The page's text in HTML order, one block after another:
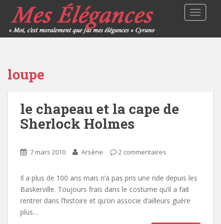
loupe
le chapeau et la cape de
Sherlock Holmes
7 mars 2010 Arsène 2 commentaires
Il a plus de 100 ans mais n’a pas pris une ride depuis les
Baskerville. Toujours frais dans le costume qu’il a fait
rentrer dans l’histoire et qu’on associe d’ailleurs guère
plus…